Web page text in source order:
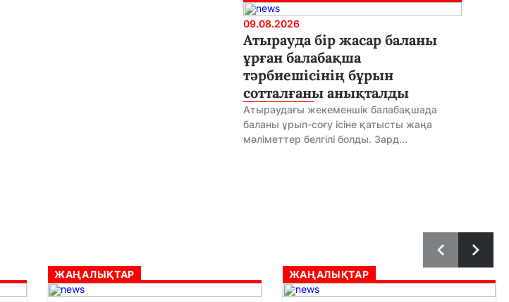
09.08.2026
Атырауда бір жасар баланы
ұрған балабақша
тәрбиешісінің бұрын
сотталғаны анықталды
Атыраудағы жекеменшік балабақшада
баланы ұрып-соғу ісіне қатысты жаңа
мәліметтер белгілі болды. Зард...
ЖАҢАЛЫҚТАР ЖАҢАЛЫҚТАР